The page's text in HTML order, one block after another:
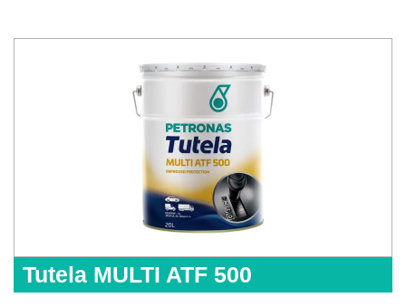
Tutela MULTI ATF 500